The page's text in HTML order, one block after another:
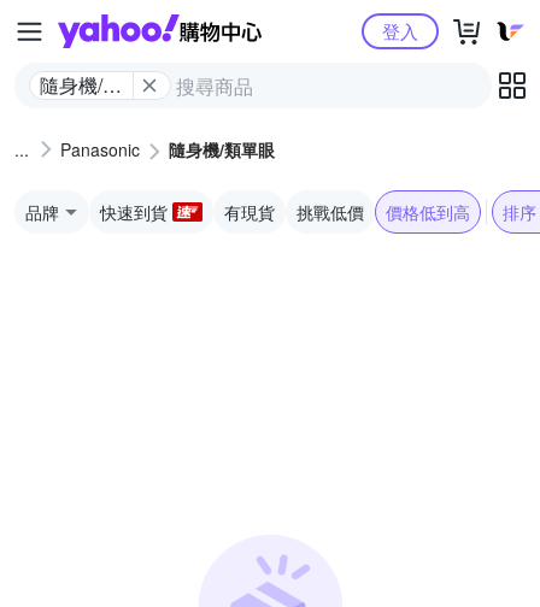
Yahoo購物中心
隨身機/類
登入
Panasonic 隨身機/類單眼
品牌 快速到貨 有現貨 挑戰低價 價格低到高 排序